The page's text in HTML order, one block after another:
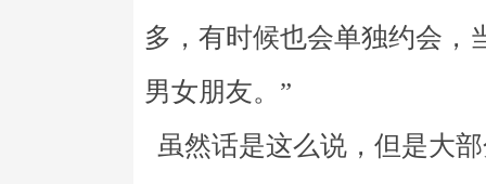
多，有时候也会单独约会，
男女朋友。”
虽然话是这么说，但是大